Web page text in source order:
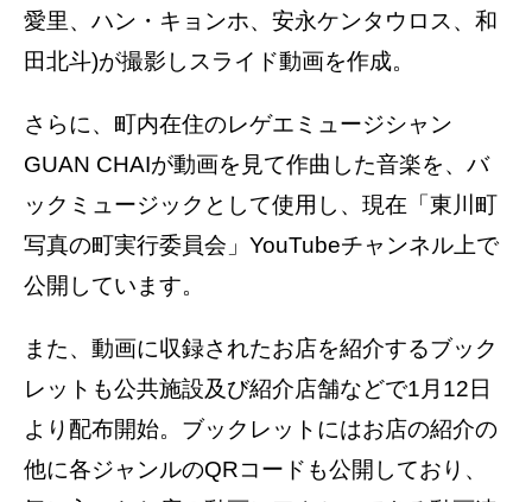
愛里、ハン・キョンホ、安永ケンタウロス、和
田北斗)が撮影しスライド動画を作成。
さらに、町内在住のレゲエミュージシャン
GUAN CHAIが動画を見て作曲した音楽を、バ
ックミュージックとして使用し、現在「東川町
写真の町実行委員会」YouTubeチャンネル上で
公開しています。
また、動画に収録されたお店を紹介するブック
レットも公共施設及び紹介店舗などで1月12日
より配布開始。ブックレットにはお店の紹介の
他に各ジャンルのQRコードも公開しており、